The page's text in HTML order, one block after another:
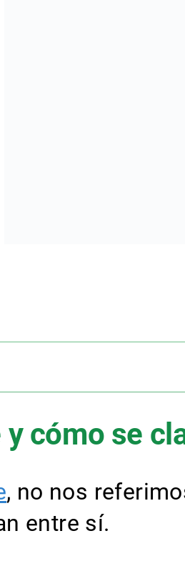
cómo se
, no nos
entre sí.